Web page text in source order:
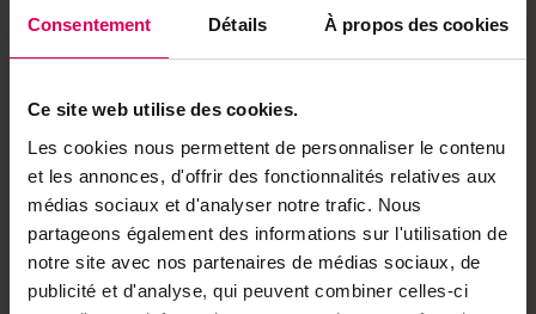
Consentement Détails À propos des cookies
Ce site web utilise des cookies.
Les cookies nous permettent de personnaliser le contenu
et les annonces, d'offrir des fonctionnalités relatives aux
médias sociaux et d'analyser notre trafic. Nous
partageons également des informations sur l'utilisation de
notre site avec nos partenaires de médias sociaux, de
publicité et d'analyse, qui peuvent combiner celles-ci
abonnés
Déjà abonné·e ? → Se connecter
Achetez local sur
notre boutique
Découvrez les produits